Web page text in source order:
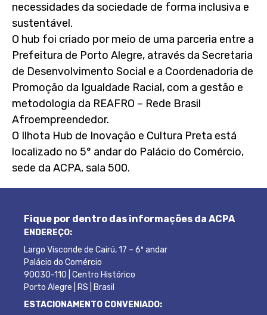
necessidades da sociedade de forma inclusiva e
sustentável.
O hub foi criado por meio de uma parceria entre a
Prefeitura de Porto Alegre, através da Secretaria
de Desenvolvimento Social e a Coordenadoria de
Promoção da Igualdade Racial, com a gestão e
metodologia da REAFRO – Rede Brasil
Afroempreendedor.
O Ilhota Hub de Inovação e Cultura Preta está
localizado no 5° andar do Palácio do Comércio,
sede da ACPA, sala 500.
Fique por dentro das informações da ACPA
ENDEREÇO:
Largo Visconde de Cairú, 17 – 6º andar
Palácio do Comércio
90030-110 | Centro Histórico
Porto Alegre | RS | Brasil
ESTACIONAMENTO CONVENIADO: